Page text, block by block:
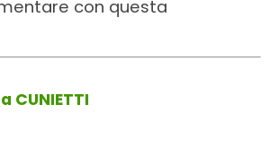
con questa
CUNIETTI